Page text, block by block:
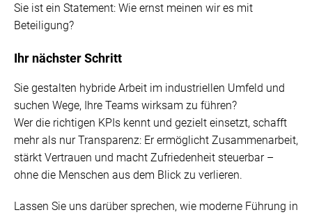
Sie ist ein Statement: Wie ernst meinen wir es mit
Beteiligung?
Ihr nächster Schritt
Sie gestalten hybride Arbeit im industriellen Umfeld und
suchen Wege, Ihre Teams wirksam zu führen?
Wer die richtigen KPIs kennt und gezielt einsetzt, schafft
mehr als nur Transparenz: Er ermöglicht Zusammenarbeit,
stärkt Vertrauen und macht Zufriedenheit steuerbar –
ohne die Menschen aus dem Blick zu verlieren.
Lassen Sie uns darüber sprechen, wie moderne Führung in